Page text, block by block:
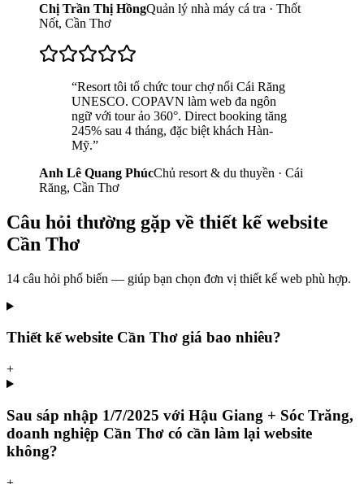
Chị Trần Thị HồngQuản lý nhà máy cá tra · Thốt
Nốt, Cần Thơ
“Resort tôi tổ chức tour chợ nổi Cái Răng
UNESCO. COPAVN làm web đa ngôn
ngữ với tour ảo 360°. Direct booking tăng
245% sau 4 tháng, đặc biệt khách Hàn-
Mỹ.”
Anh Lê Quang PhúcChủ resort & du thuyền · Cái
Răng, Cần Thơ
Câu hỏi thường gặp về thiết kế website
Cần Thơ
14 câu hỏi phổ biến — giúp bạn chọn đơn vị thiết kế web phù hợp.
Thiết kế website Cần Thơ giá bao nhiêu?
+
Sau sáp nhập 1/7/2025 với Hậu Giang + Sóc Trăng,
doanh nghiệp Cần Thơ có cần làm lại website
không?